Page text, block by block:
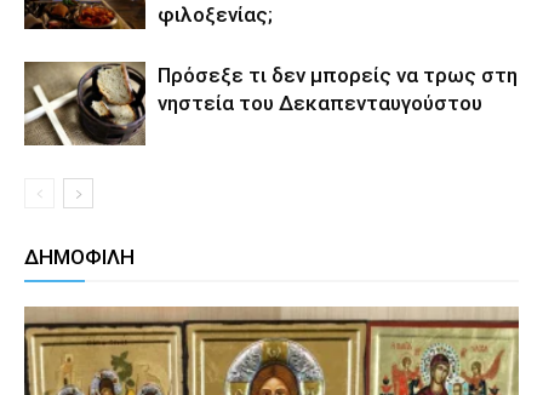
φιλοξενίας;
Πρόσεξε τι δεν μπορείς να τρως στη
νηστεία του Δεκαπενταυγούστου
ΔΗΜΟΦΙΛΗ